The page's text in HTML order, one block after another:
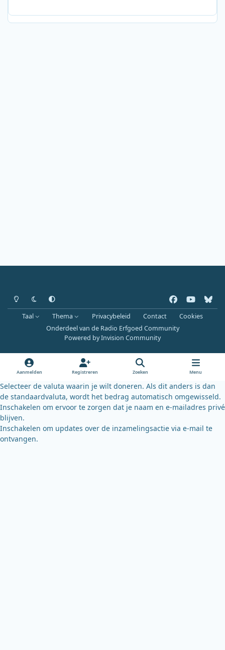
Heldere modus
Donkere modus
Systeemvoorkeur
a
c
e
o
k
o
u
b
b
l
u
k
y
Taal Thema Privacybeleid Contact
Cookies
Onderdeel van de Radio Erfgoed Community
Powered byInvision Community
Aanmelden Registreren Zoeken Menu
Selecteer de valuta waarin je wilt doneren. Als dit anders is dan
de standaardvaluta, wordt het bedrag automatisch omgewisseld.
Inschakelen om ervoor te zorgen dat je naam en e-mailadres privé
blijven.
Inschakelen om updates over de inzamelingsactie via e-mail te
ontvangen.